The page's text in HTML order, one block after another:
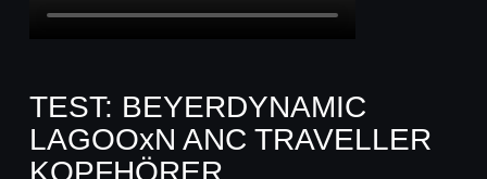
TEST: BEYERDYNAMIC
LAGOOxN ANC TRAVELLER
KOPFHÖRER